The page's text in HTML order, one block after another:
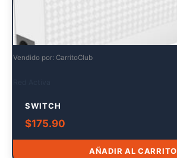
Vendido por: CarritoClub
SWITCH
$175.90
AÑADIR AL CARRITO